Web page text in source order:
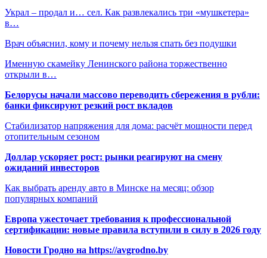
Украл – продал и… сел. Как развлекались три «мушкетера»
в…
Врач объяснил, кому и почему нельзя спать без подушки
Именную скамейку Ленинского района торжественно
открыли в…
Белорусы начали массово переводить сбережения в рубли:
банки фиксируют резкий рост вкладов
Стабилизатор напряжения для дома: расчёт мощности перед
отопительным сезоном
Доллар ускоряет рост: рынки реагируют на смену
ожиданий инвесторов
Как выбрать аренду авто в Минске на месяц: обзор
популярных компаний
Европа ужесточает требования к профессиональной
сертификации: новые правила вступили в силу в 2026 году
Новости Гродно на https://avgrodno.by